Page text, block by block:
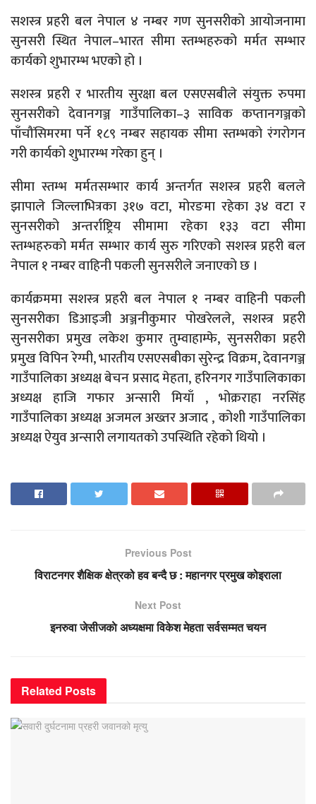
सशस्त्र प्रहरी बल नेपाल ४ नम्बर गण सुनसरीको आयोजनामा
सुनसरी स्थित नेपाल–भारत सीमा स्तम्भहरुको मर्मत सम्भार
कार्यको शुभारम्भ भएको हो ।
सशस्त्र प्रहरी र भारतीय सुरक्षा बल एसएसबीले संयुक्त रुपमा
सुनसरीको देवानगञ्ज गाउँपालिका–३ साविक कप्तानगञ्जको
पाँचौंसिमरमा पर्ने १८९ नम्बर सहायक सीमा स्तम्भको रंगरोगन
गरी कार्यको शुभारम्भ गरेका हुन् ।
सीमा स्तम्भ मर्मतसम्भार कार्य अन्तर्गत सशस्त्र प्रहरी बलले
झापाले जिल्लाभित्रका ३१७ वटा, मोरङमा रहेका ३४ वटा र
सुनसरीको अन्तर्राष्ट्रिय सीमामा रहेका १३३ वटा सीमा
स्तम्भहरुको मर्मत सम्भार कार्य सुरु गरिएको सशस्त्र प्रहरी बल
नेपाल १ नम्बर वाहिनी पकली सुनसरीले जनाएको छ ।
कार्यक्रममा सशस्त्र प्रहरी बल नेपाल १ नम्बर वाहिनी पकली
सुनसरीका डिआइजी अञ्जनीकुमार पोखरेलले, सशस्त्र प्रहरी
सुनसरीका प्रमुख लकेश कुमार तुम्वाहाम्फे, सुनसरीका प्रहरी
प्रमुख विपिन रेग्मी, भारतीय एसएसबीका सुरेन्द्र विक्रम, देवानगञ्ज
गाउँपालिका अध्यक्ष बेचन प्रसाद मेहता, हरिनगर गाउँपालिकाका
अध्यक्ष हाजि गफार अन्सारी मियाँ , भोक्रराहा नरसिंह
गाउँपालिका अध्यक्ष अजमल अख्तर अजाद , कोशी गाउँपालिका
अध्यक्ष ऐयुव अन्सारी लगायतको उपस्थिति रहेको थियो ।
Previous Post
विराटनगर शैक्षिक क्षेत्रको हव बन्दै छ : महानगर प्रमुख कोइराला
Next Post
इनरुवा जेसीजकाे अध्यक्षमा विकेश मेहता सर्वसम्मत चयन
Related Posts